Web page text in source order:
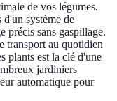
de vos légumes.
système de
précis sans gaspillage.
transport au quotidien
plants est la clé d'une
jardiniers
automatique pour